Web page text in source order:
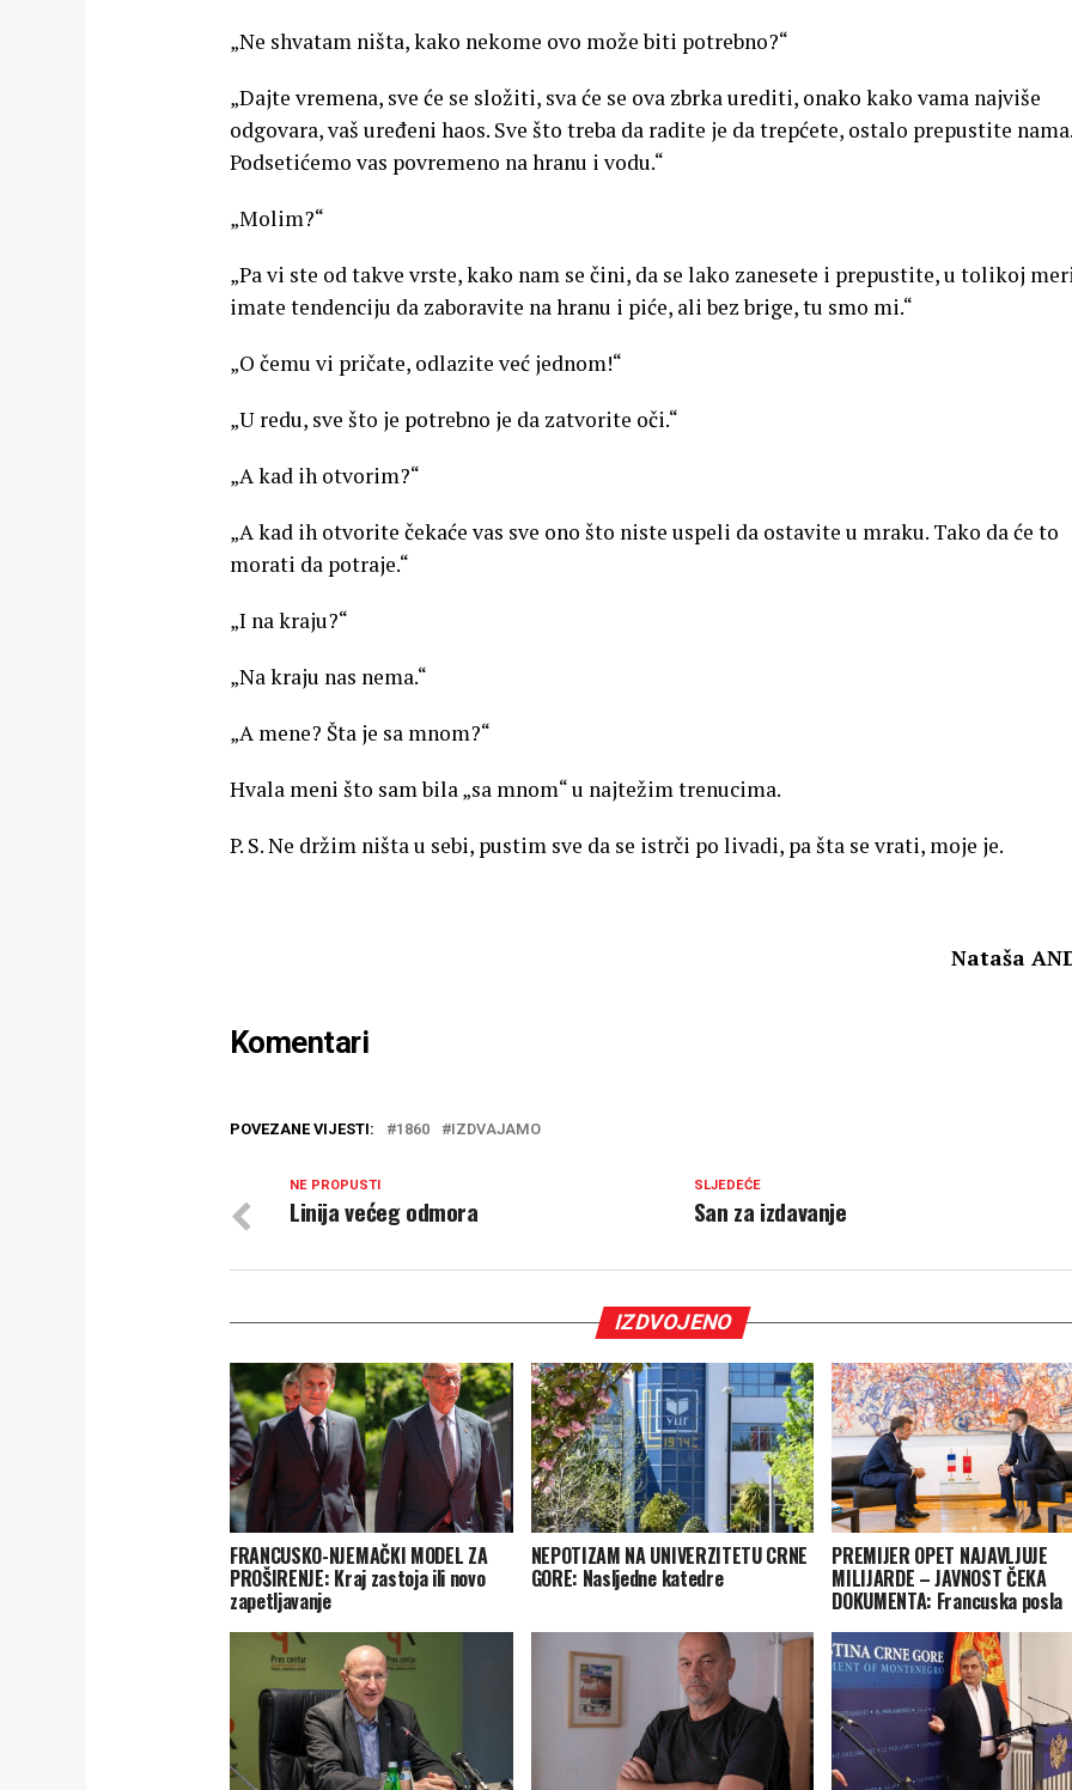
„Ne shvatam ništa, kako nekome ovo može biti potrebno?“
„Dajte vremena, sve će se složiti, sva će se ova zbrka urediti, onako kako vama najviše
odgovara, vaš uređeni haos. Sve što treba da radite je da trepćete, ostalo prepustite nama.
Podsetićemo vas povremeno na hranu i vodu.“
„Molim?“
„Pa vi ste od takve vrste, kako nam se čini, da se lako zanesete i prepustite, u tolikoj
imate tendenciju da zaboravite na hranu i piće, ali bez brige, tu smo mi.“
„O čemu vi pričate, odlazite već jednom!“
„U redu, sve što je potrebno je da zatvorite oči.“
„A kad ih otvorim?“
„A kad ih otvorite čekaće vas sve ono što niste uspeli da ostavite u mraku. Tako da će to
morati da potraje.“
„I na kraju?“
„Na kraju nas nema.“
„A mene? Šta je sa mnom?“
Hvala meni što sam bila „sa mnom“ u najtežim trenucima.
P. S. Ne držim ništa u sebi, pustim sve da se istrči po livadi, pa šta se vrati, moje je.
Nataša
Komentari
POVEZANE VIJESTI: 1860 IZDVAJAMO
SLJEDEĆE
San za izdavanje
NE PROPUSTI
Linija većeg odmora
IZDVOJENO
FRANCUSKO-NJEMAČKI MODEL ZA
PROŠIRENJE: Kraj zastoja ili novo
zapetljavanje
NEPOTIZAM NA UNIVERZITETU CRNE
GORE: Nasljedne katedre
PREMIJER OPET NAJAVLJUJE
MILIJARDE – JAVNOST ČEKA
DOKUMENTA: Francuska posla